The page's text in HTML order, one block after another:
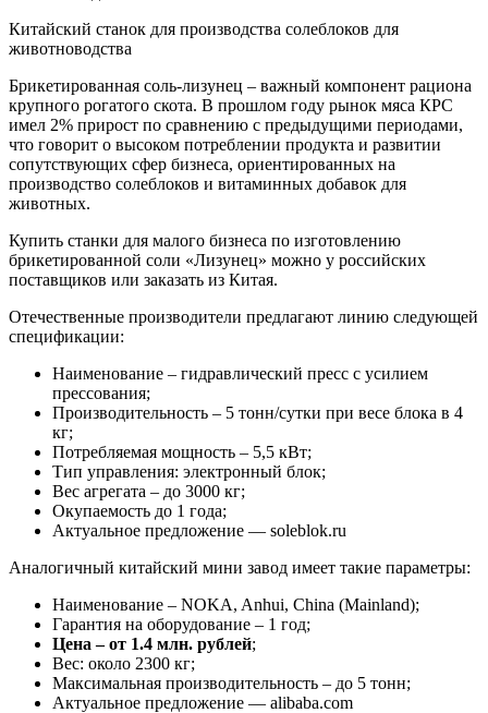
Китайский станок для производства солеблоков для
животноводства
Брикетированная соль-лизунец – важный компонент рациона
крупного рогатого скота. В прошлом году рынок мяса КРС
имел 2% прирост по сравнению с предыдущими периодами,
что говорит о высоком потреблении продукта и развитии
сопутствующих сфер бизнеса, ориентированных на
производство солеблоков и витаминных добавок для
животных.
Купить станки для малого бизнеса по изготовлению
брикетированной соли «Лизунец» можно у российских
поставщиков или заказать из Китая.
Отечественные производители предлагают линию следующей
спецификации:
Наименование – гидравлический пресс с усилием
прессования;
Производительность – 5 тонн/сутки при весе блока в 4
кг;
Потребляемая мощность – 5,5 кВт;
Тип управления: электронный блок;
Вес агрегата – до 3000 кг;
Окупаемость до 1 года;
Актуальное предложение — soleblok.ru
Аналогичный китайский мини завод имеет такие параметры:
Наименование – NOKA, Anhui, China (Mainland);
Гарантия на оборудование – 1 год;
Цена – от 1.4 млн. рублей;
Вес: около 2300 кг;
Максимальная производительность – до 5 тонн;
Актуальное предложение — alibaba.com